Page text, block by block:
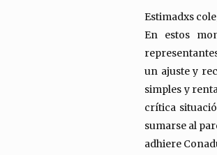
Estimadxs
En estos
un ajuste y
simples y
crítica
sumarse al
adhiere